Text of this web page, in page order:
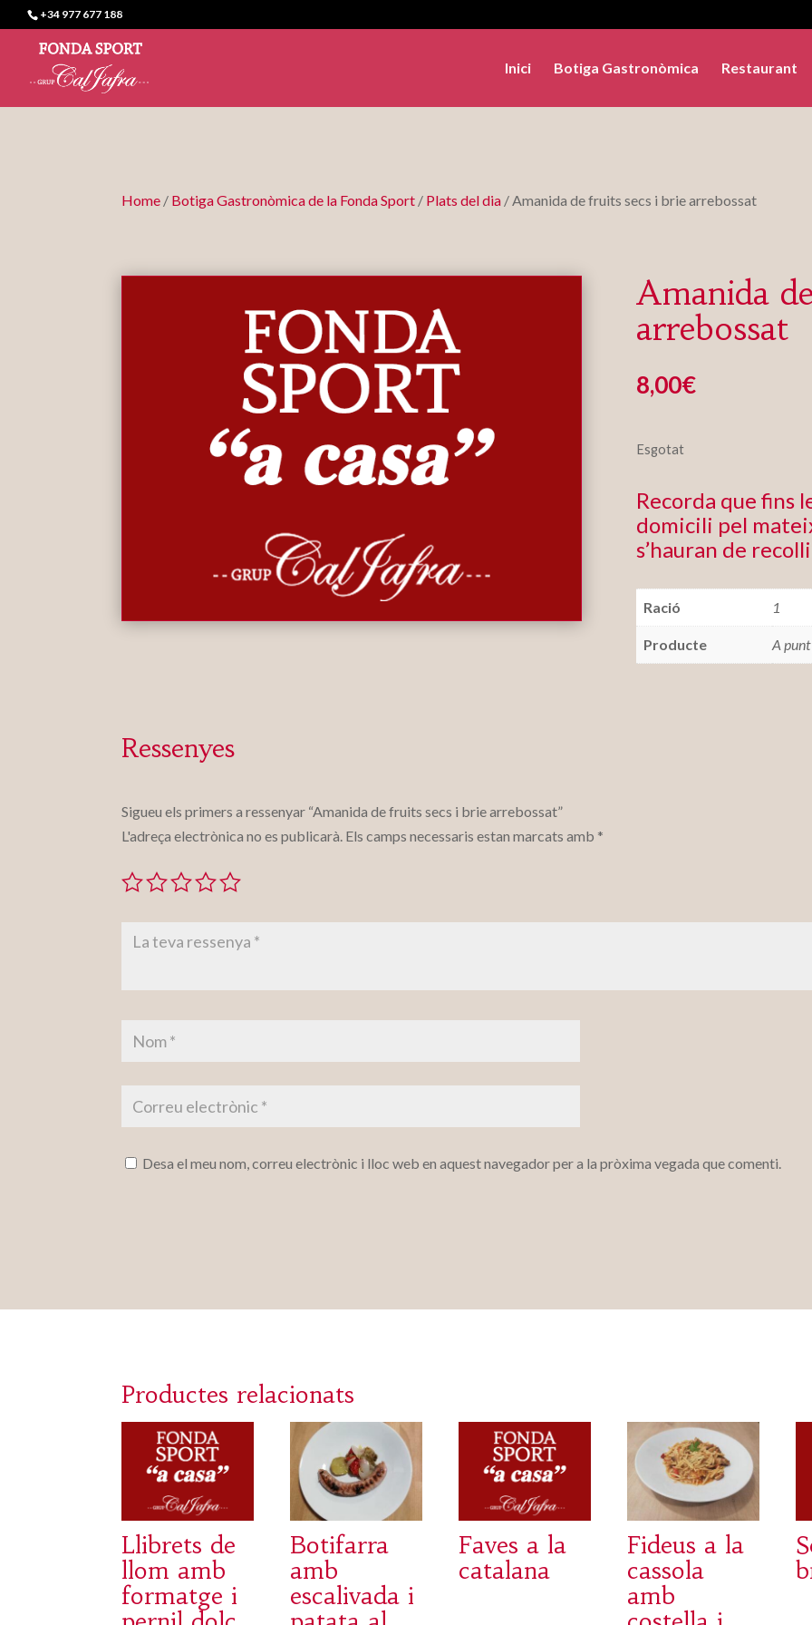
+34 977 677 188
Inici Botiga Gastronòmica Restaurant
Home / Botiga Gastronòmica de la Fonda Sport / Plats del dia / Amanida de fruits secs i brie arrebossat
Amanida
arrebossat
8,00€
Esgotat
Recorda que fins
domicili pel
s’hauran de
Ració 1
Producte A
Ressenyes
Sigueu els primers a ressenyar “Amanida de fruits secs i brie arrebossat”
L'adreça electrònica no es publicarà. Els camps necessaris estan marcats amb *
Desa el meu nom, correu electrònic i lloc web en aquest navegador per a la pròxima vegada que comenti.
Productes relacionats
Llibrets de
llom amb
formatge i
Botifarra
amb
escalivada i
Faves a la
catalana
Fideus a la
cassola
amb